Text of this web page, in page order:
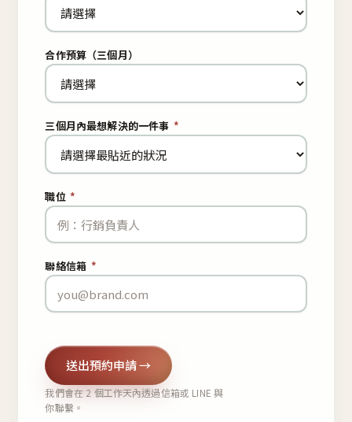
合作預算（三個月）
三個月內最想解決的一件事 *
職位 *
聯絡信箱 *
送出預約申請 →
我們會在 2 個工作天內透過信箱或 LINE 與
你聯繫。